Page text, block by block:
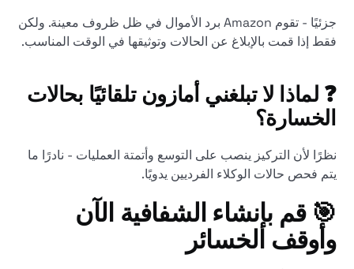
جزئيًا - تقوم Amazon برد الأموال في ظل ظروف معينة. ولكن
فقط إذا قمت بالإبلاغ عن الحالات وتوثيقها في الوقت المناسب.
❓ لماذا لا تبلغني أمازون تلقائيًا بحالات
الخسارة؟
نظرًا لأن التركيز ينصب على التوسع وأتمتة العمليات - نادرًا ما
يتم فحص حالات الوكلاء الفرديين يدويًا.
🎯 قم بإنشاء الشفافية الآن
وأوقف الخسائر